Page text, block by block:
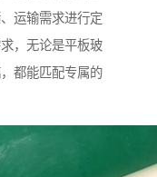
运输需求进行定
，无论是平板玻
都能匹配专属的